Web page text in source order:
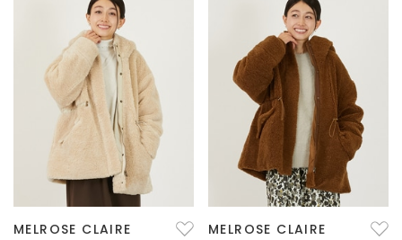
MELROSE CLAIRE MELROSE CLAIRE